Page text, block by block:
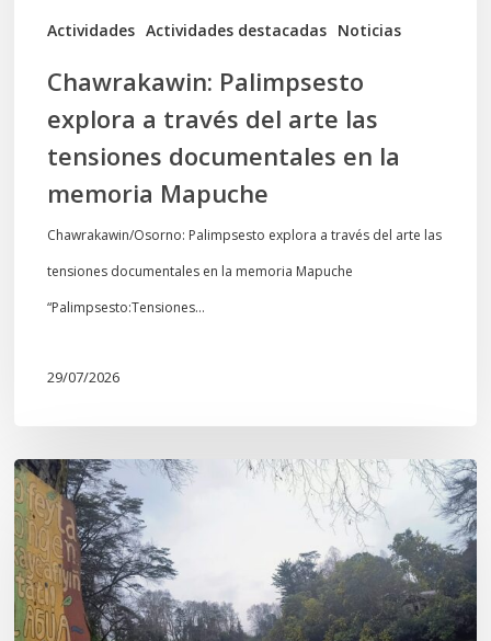
Actividades Actividades destacadas Noticias
documentales
memoria
Mapuche
Chawrakawin: Palimpsesto
explora a través del arte las
tensiones documentales en la
memoria Mapuche
Chawrakawin/Osorno: Palimpsesto explora a través del arte las
tensiones documentales en la memoria Mapuche
“Palimpsesto:Tensiones…
29/07/2026
En
defensa
del
Salto
Donguil